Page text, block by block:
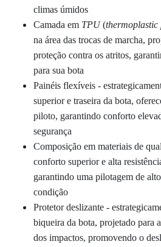
climas úmidos
Camada em TPU(thermoplastic
na área das trocas de marcha,
proteção contra os atritos,
para sua bota
Painéis flexíveis -
superior e traseira da bota,
piloto, garantindo conforto
segurança
Composição em materiais de
conforto superior e alta
garantindo uma pilotagem de
condição
Protetor deslizante -
biqueira da bota, projetado para
dos impactos, promovendo o